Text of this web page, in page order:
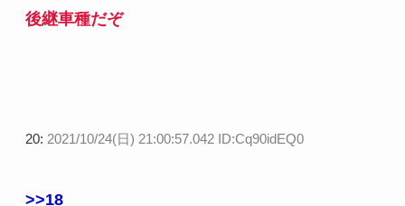
後継車種だぞ
20: 2021/10/24(日) 21:00:57.042 ID:Cq90idEQ0
>>18